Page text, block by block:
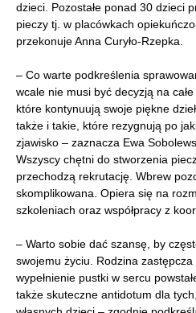
dzieci. Pozostałe ponad 30 dzieci
pieczy tj. w placówkach
przekonuje Anna Curyło-Rzepka.
– Co warte podkreślenia
wcale nie musi być decyzją na
które kontynuują swoje piękne
także i takie, które rezygnują po
zjawisko – zaznacza Ewa
Wszyscy chętni do stworzenia
przechodzą rekrutację. Wbrew
skomplikowana. Opiera się na
szkoleniach oraz współpracy z
– Warto sobie dać szansę, by
swojemu życiu. Rodzina zastępcza
wypełnienie pustki w sercu
także skuteczne antidotum dla